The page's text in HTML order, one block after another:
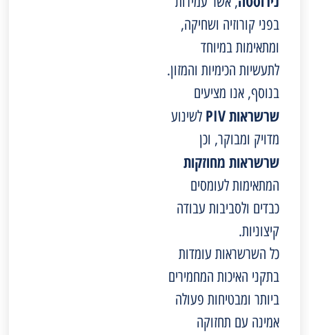
בפני קורוזיה ושחיקה,
ומתאימות במיוחד
לתעשיות הכימיות והמזון.
בנוסף, אנו מציעים
שרשראות PIV
לשינוע
מדויק ומבוקר, וכן
שרשראות מחוזקות
המתאימות לעומסים
כבדים ולסביבות עבודה
קיצוניות.
כל השרשראות עומדות
בתקני האיכות המחמירים
ביותר ומבטיחות פעולה
אמינה עם תחזוקה